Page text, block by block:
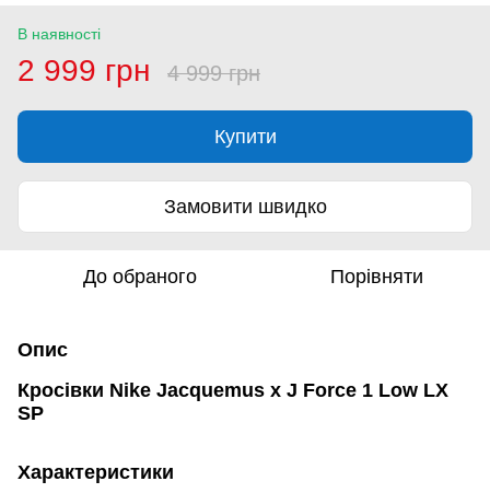
В наявності
2 999 грн 4 999 грн
Купити
Замовити швидко
До обраного Порівняти
Опис
Кросівки Nike Jacquemus x J Force 1 Low LX
SP
Характеристики